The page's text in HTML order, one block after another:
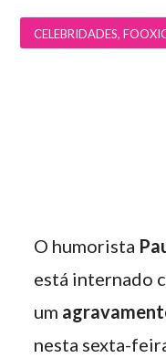
CELEBRIDADES,
O humorista
está internado
um
nesta sexta-